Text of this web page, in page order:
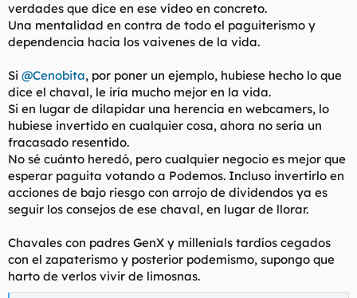
verdades que dice en ese vídeo en concreto.
Una mentalidad en contra de todo el paguiterismo y
dependencia hacia los vaivenes de la vida.
Si @Cenobita, por poner un ejemplo, hubiese hecho lo que
dice el chaval, le iría mucho mejor en la vida.
Si en lugar de dilapidar una herencia en webcamers, lo
hubiese invertido en cualquier cosa, ahora no sería un
fracasado resentido.
No sé cuánto heredó, pero cualquier negocio es mejor que
esperar paguita votando a Podemos. Incluso invertirlo en
acciones de bajo riesgo con arrojo de dividendos ya es
seguir los consejos de ese chaval, en lugar de llorar.
Chavales con padres GenX y millenials tardíos cegados
con el zapaterismo y posterior podemismo, supongo que
harto de verlos vivir de limosnas.